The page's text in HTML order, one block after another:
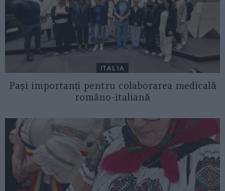
ITALIA
Pași importanți pentru colaborarea medicală
româno-italiană